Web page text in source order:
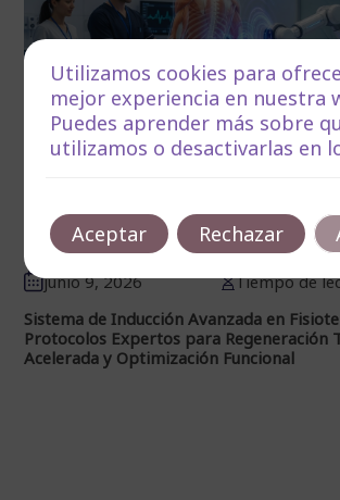
junio 9, 2026
Tiempo de
Sistema de Inducción Avanzada en
Protocolos Expertos para Regeneración
Acelerada y Optimización Funcional
Utilizamos cookies para
mejor experiencia en nuestra
Puedes aprender más sobre
utilizamos o desactivarlas en
Aceptar Rechazar